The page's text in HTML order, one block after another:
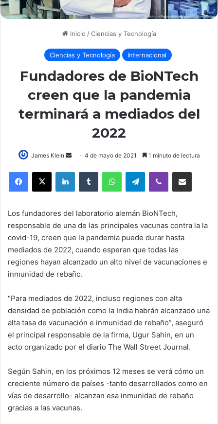
Inicio / Ciencias y Tecnología
Ciencias y Tecnología Internacional
Fundadores de BioNTech
creen que la pandemia
terminará a mediados del
2022
James Klein
Send4 de mayo de 2021 1 minuto de lectura
LinkedInTumblr WhatsAppTelegramViber Compartir por correo
Los fundadores del laboratorio alemán BioNTech,
responsable de una de las principales vacunas contra la la
covid-19, creen que la pandemia puede durar hasta
mediados de 2022, cuando esperan que todas las
regiones hayan alcanzado un alto nivel de vacunaciones e
inmunidad de rebaño.
“Para mediados de 2022, incluso regiones con alta
densidad de población como la India habrán alcanzado una
alta tasa de vacunación e inmunidad de rebaño”, aseguró
el principal responsable de la firma, Ugur Sahin, en un
acto organizado por el diario The Wall Street Journal.
Según Sahin, en los próximos 12 meses se verá cómo un
creciente número de países -tanto desarrollados como en
vías de desarrollo- alcanzan esa inmunidad de rebaño
gracias a las vacunas.